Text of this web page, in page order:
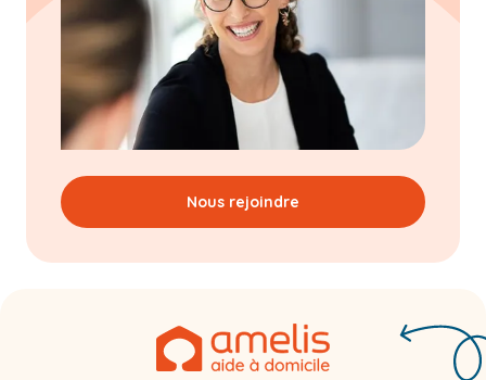
Nous rejoindre